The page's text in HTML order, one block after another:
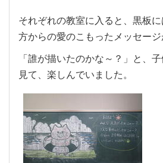
それぞれの教室に入ると、黒板
方からの愛のこもったメッセージ
「誰が描いたのかな～？」と、
見て、楽しんでいました。